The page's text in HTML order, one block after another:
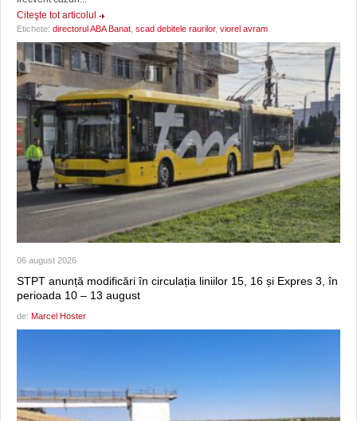
Citeşte tot articolul
Etichete: directorul ABA Banat, scad debitele raurilor, viorel avram
06 august 2026
STPT anunță modificări în circulația liniilor 15, 16 și Expres 3, în
perioada 10 – 13 august
de: Marcel Hoster